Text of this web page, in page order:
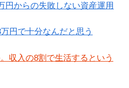
円からの失敗しない資産運用
円で十分なんだと思う
収入の8割で生活するという